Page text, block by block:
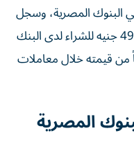
البنوك المصرية، وسجل
متوسط سعر 49.82 جنيه للبيع، 49.72 جنيه للشراء لدى البنك
من قيمته خلال معاملات
المصرية